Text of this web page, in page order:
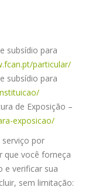
subsídio para
particular/
subsídio para
de Exposição –
exposicao/
por
que você forneça
e verificar sua
sem limitação: